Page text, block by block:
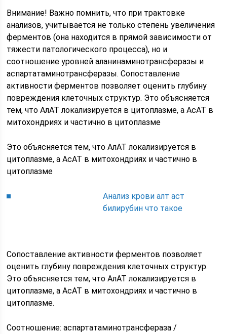
Внимание! Важно помнить, что при трактовке
анализов, учитывается не только степень увеличения
ферментов (она находится в прямой зависимости от
тяжести патологического процесса), но и
соотношение уровней аланинаминотрансферазы и
аспартатаминотрансферазы. Сопоставление
активности ферментов позволяет оценить глубину
повреждения клеточных структур. Это объясняется
тем, что АлАТ локализируется в цитоплазме, а АсАТ в
митохондриях и частично в цитоплазме
Это объясняется тем, что АлАТ локализируется в
цитоплазме, а АсАТ в митохондриях и частично в
цитоплазме
Анализ крови алт аст
билирубин что такое
Сопоставление активности ферментов позволяет
оценить глубину повреждения клеточных структур.
Это объясняется тем, что АлАТ локализируется в
цитоплазме, а АсАТ в митохондриях и частично в
цитоплазме.
Соотношение: аспартатаминотрансфераза /